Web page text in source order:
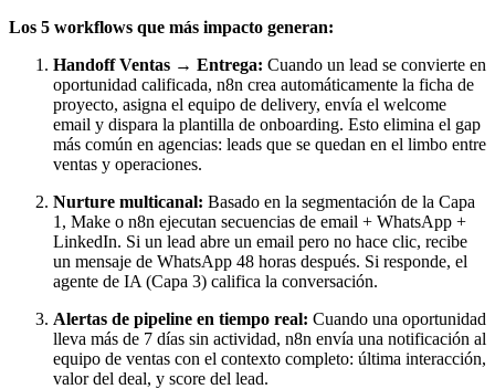
Los 5 workflows que más impacto generan:
Handoff Ventas → Entrega: Cuando un lead se convierte en
oportunidad calificada, n8n crea automáticamente la ficha de
proyecto, asigna el equipo de delivery, envía el welcome
email y dispara la plantilla de onboarding. Esto elimina el gap
más común en agencias: leads que se quedan en el limbo entre
ventas y operaciones.
Nurture multicanal: Basado en la segmentación de la Capa
1, Make o n8n ejecutan secuencias de email + WhatsApp +
LinkedIn. Si un lead abre un email pero no hace clic, recibe
un mensaje de WhatsApp 48 horas después. Si responde, el
agente de IA (Capa 3) califica la conversación.
Alertas de pipeline en tiempo real: Cuando una oportunidad
lleva más de 7 días sin actividad, n8n envía una notificación al
equipo de ventas con el contexto completo: última interacción,
valor del deal, y score del lead.